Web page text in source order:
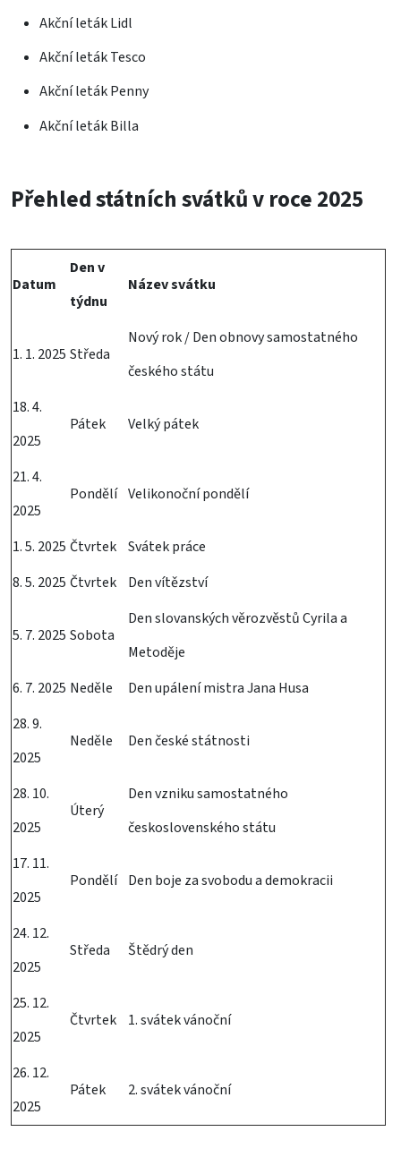
Akční leták Lidl
Akční leták Tesco
Akční leták Penny
Akční leták Billa
Přehled státních svátků v roce 2025
Datum
Den v
týdnu
Název svátku
1. 1. 2025 Středa
Nový rok / Den obnovy samostatného
českého státu
18. 4.
2025
Pátek Velký pátek
21. 4.
2025
Pondělí Velikonoční pondělí
1. 5. 2025 Čtvrtek Svátek práce
8. 5. 2025 Čtvrtek Den vítězství
5. 7. 2025 Sobota
Den slovanských věrozvěstů Cyrila a
Metoděje
6. 7. 2025 Neděle
Den upálení mistra Jana Husa
28. 9.
2025
Neděle Den české státnosti
28. 10.
2025
Úterý
Den vzniku samostatného
československého státu
17. 11.
2025
Pondělí Den boje za svobodu a demokracii
24. 12.
2025
Středa Štědrý den
25. 12.
2025
Čtvrtek 1. svátek vánoční
26. 12.
2025
Pátek 2. svátek vánoční